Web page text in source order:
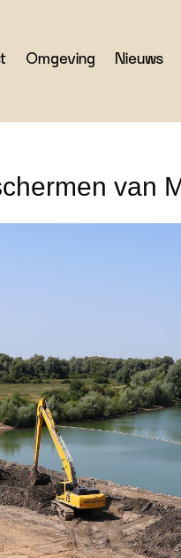
Omgeving Nieuws
van